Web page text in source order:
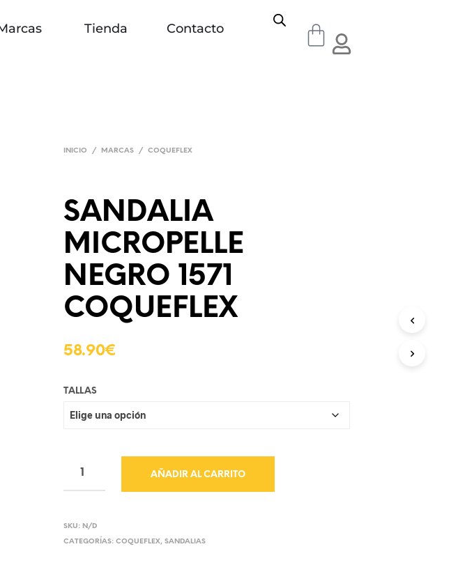
Tienda Contacto
INICIO / MARCAS / COQUEFLEX
SANDALIA
MICROPELLE
NEGRO 1571
COQUEFLEX
58.90€
TALLAS
AÑADIR AL CARRITO
SKU: N/D
CATEGORÍAS:COQUEFLEX,SANDALIAS